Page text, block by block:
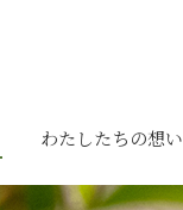
わたしたちの想い